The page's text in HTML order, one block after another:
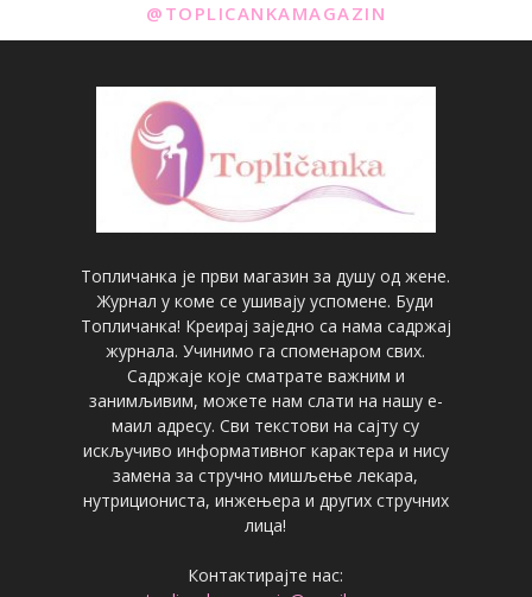
@TOPLICANKAMAGAZIN
Топличанка је први магазин за душу од жене.
Журнал у коме се ушивају успомене. Буди
Топличанка! Креирај заједно са нама садржај
журнала. Учинимо га споменаром свих.
Садржаје које сматрате важним и
занимљивим, можете нам слати на нашу е-
маил адресу. Сви текстови на сајту су
искључиво информативног карактера и нису
замена за стручно мишљење лекара,
нутрициониста, инжењера и других стручних
лица!
Контактирајте нас: